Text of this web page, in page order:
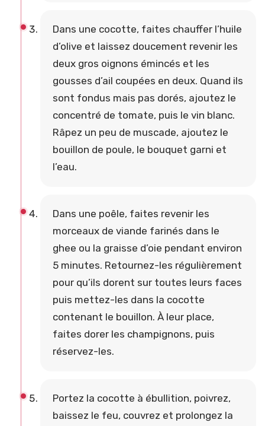
Dans une cocotte, faites chauffer l’huile
d’olive et laissez doucement revenir les
deux gros oignons émincés et les
gousses d’ail coupées en deux. Quand ils
sont fondus mais pas dorés, ajoutez le
concentré de tomate, puis le vin blanc.
Râpez un peu de muscade, ajoutez le
bouillon de poule, le bouquet garni et
l’eau.
Dans une poêle, faites revenir les
morceaux de viande farinés dans le
ghee ou la graisse d’oie pendant environ
5 minutes. Retournez-les régulièrement
pour qu’ils dorent sur toutes leurs faces
puis mettez-les dans la cocotte
contenant le bouillon. À leur place,
faites dorer les champignons, puis
réservez-les.
Portez la cocotte à ébullition, poivrez,
baissez le feu, couvrez et prolongez la